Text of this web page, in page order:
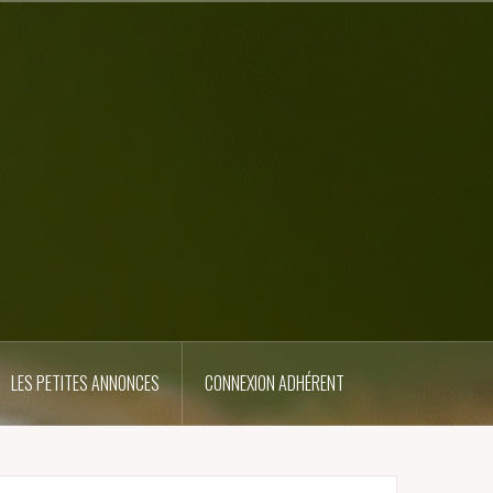
LES PETITES ANNONCES CONNEXION ADHÉRENT